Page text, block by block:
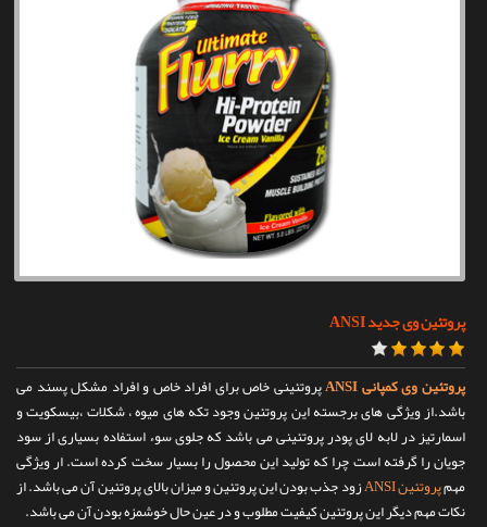
پروتئین وی جدید ANSI
پروتئین وی کمپانی ANSI
پروتئینی خاص برای افراد خاص و افراد مشکل پسند می
باشد.از ویژگی های برجسته این پروتئین وجود تکه های میوه ، شکلات ،بیسکویت و
اسمارتیز در لابه لای پودر پروتئینی می باشد که جلوی سوء استفاده بسیاری از سود
جویان را گرفته است چرا که تولید این محصول را بسیار سخت کرده است. ار ویژگی
مهمپروتئین ANSI
زود جذب بودن این پروتئین و میزان بالای پروتئین آن می باشد. از
نکات مهم دیگر این پروتئین کیفیت مطلوب و در عین حال خوشمزه بودن آن می باشد.